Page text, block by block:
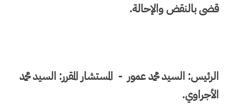
قضى بالنقض والإحالة.
الرئيس: السيد محمد عمور - المستشار المقرر: السيد محمد
الأجراوي.